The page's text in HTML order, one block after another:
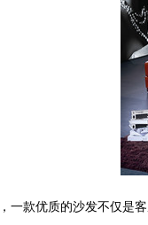
一款优质的沙发不仅是